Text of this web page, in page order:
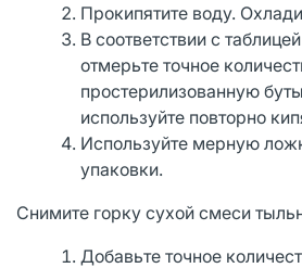
Прокипятите воду.
В соответствии с
отмерьте точное
простерилизованную
используйте повторно
Используйте мерную
упаковки.
Снимите горку сухой смеси
Добавьте точное